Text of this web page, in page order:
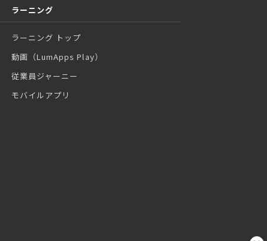
ラーニング
ラーニング トップ
動画（LumApps Play）
従業員ジャーニー
モバイルアプリ